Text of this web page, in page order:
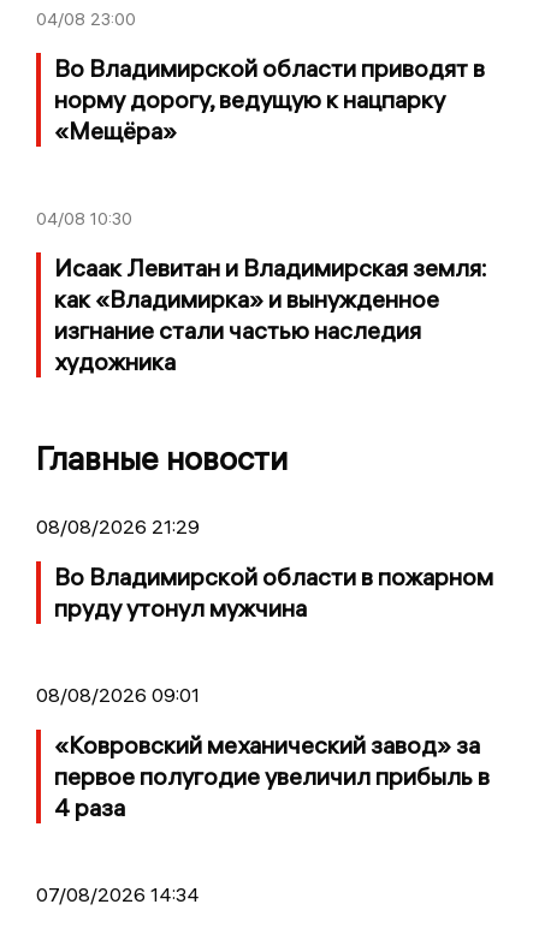
04/08 23:00
Во Владимирской области приводят в
норму дорогу, ведущую к нацпарку
«Мещёра»
04/08 10:30
Исаак Левитан и Владимирская земля:
как «Владимирка» и вынужденное
изгнание стали частью наследия
художника
Главные новости
08/08/2026 21:29
Во Владимирской области в пожарном
пруду утонул мужчина
08/08/2026 09:01
«Ковровский механический завод» за
первое полугодие увеличил прибыль в
4 раза
07/08/2026 14:34